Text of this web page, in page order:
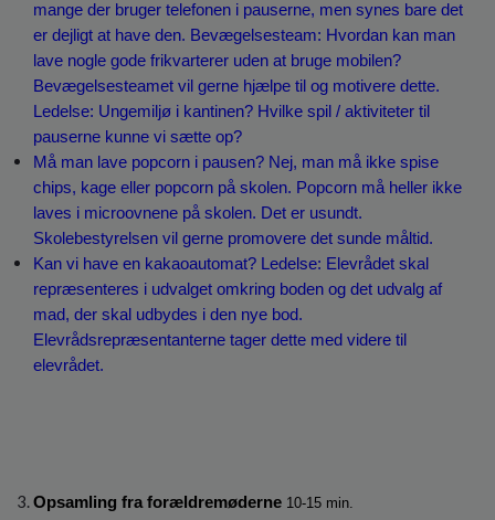
mange der bruger telefonen i pauserne, men synes bare det
er dejligt at have den. Bevægelsesteam: Hvordan kan man
lave nogle gode frikvarterer uden at bruge mobilen?
Bevægelsesteamet vil gerne hjælpe til og motivere dette.
Ledelse: Ungemiljø i kantinen? Hvilke spil / aktiviteter til
pauserne kunne vi sætte op?
Må man lave popcorn i pausen? Nej, man må ikke spise
chips, kage eller popcorn på skolen. Popcorn må heller ikke
laves i microovnene på skolen. Det er usundt.
Skolebestyrelsen vil gerne promovere det sunde måltid.
Kan vi have en kakaoautomat? Ledelse: Elevrådet skal
repræsenteres i udvalget omkring boden og det udvalg af
mad, der skal udbydes i den nye bod.
Elevrådsrepræsentanterne tager dette med videre til
elevrådet.
Opsamling fra forældremøderne 10-15 min.